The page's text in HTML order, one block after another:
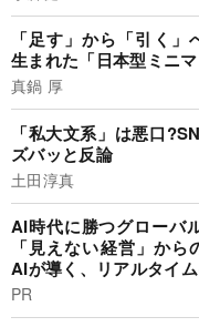
「足す」から「引く
生まれた「日本型ミニ
真鍋 厚
「私大文系」は悪口
ズバッと反論
土田淳真
AI時代に勝つグローバ
「見えない経営」か
AIが導く、リアルタイ
PR